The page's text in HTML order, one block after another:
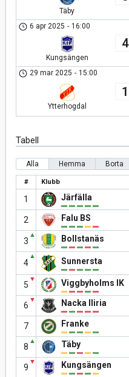
Täby
6 apr 2025 - 16:00
Kungsängen
4
29 mar 2025 - 15:00
Ytterhogdal
1
Tabell
Alla Hemma Borta
# Klubb
1 Järfälla
2 Falu BS
3
▲ Bollstanäs
4
▲
Sunnersta
5
▼ Viggbyholms IK
6
▼ Nacka Iliria
7 Franke
8
▲ Täby
9
▼ Kungsängen